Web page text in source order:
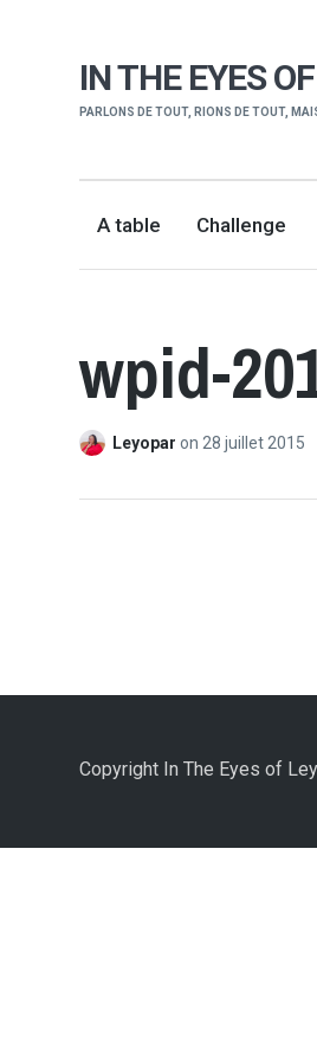
IN THE EYES
PARLONS DE TOUT, RIONS DE TOUT,
A table Challenge
wpid-
Leyoparon 28 juillet 2015
Copyright In The Eyes of